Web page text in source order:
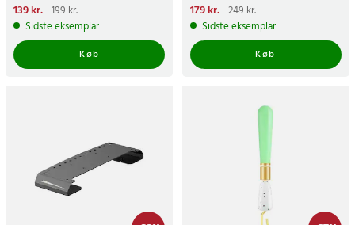
Nuværende pris
139 kr.Tidligere pris
139 kr. 199 kr.
Sidste eksemplar
Køb
Nuværende pris
179 kr.Tidligere pris
179 kr. 249 kr.
Sidste eksemplar
Køb